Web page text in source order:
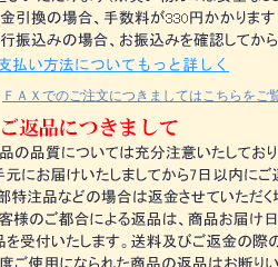
ＦＡＸでのご注文につきましてはこちらをご